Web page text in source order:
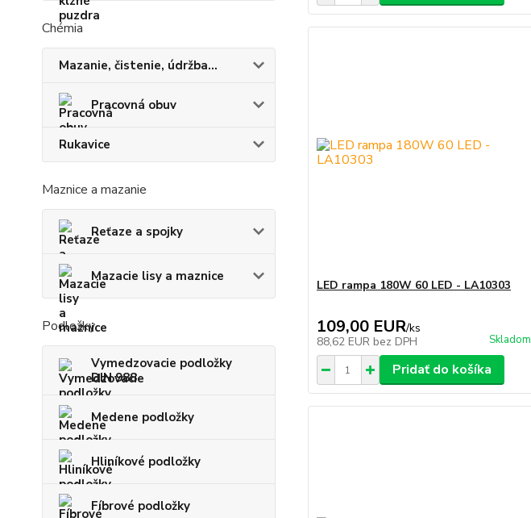
Chémia
Mazanie, čistenie, údržba...
Pracovná obuv
Rukavice
Maznice a mazanie
Reťaze a spojky
Mazacie lisy a maznice
Podložky
Vymedzovacie podložky
DIN 988
Medene podložky
Hliníkové podložky
Fíbrové podložky
LED rampa 180W 60 LED - LA10303
109,00 EUR/ks
88,62 EUR bez DPH Skladom
Pridať do košíka